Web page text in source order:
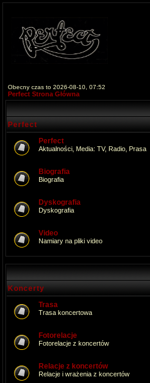
Obecny czas to 2026-08-10, 07:52
Perfect Strona Główna
Perfect
Perfect
Aktualności, Media: TV, Radio, Prasa
Biografia
Biografia
Dyskografia
Dyskografia
Video
Namiary na pliki video
Koncerty
Trasa
Trasa koncertowa
Fotorelacje
Fotorelacje z koncertów
Relacje z koncertów
Relacje i wrażenia z koncertów